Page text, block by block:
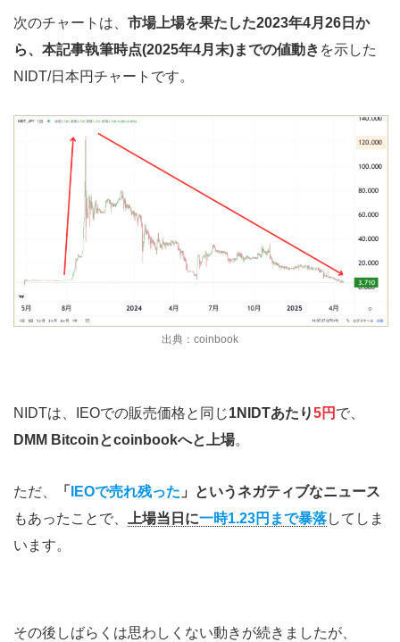
次のチャートは、 市場上場を果たした2023年4月26日か
ら、本記事執筆時点(2025年4月末)までの値動き を示した
NIDT/日本円チャートです。
出典：coinbook
NIDTは、IEOでの販売価格と同じ1NIDTあたり5円 で、
DMM Bitcoinとcoinbookへと上場。
ただ、 「 IEOで売れ残った 」というネガティブなニュース
もあったことで、 上場当日に一時1.23円まで暴落してしま
います。
その後しばらくは思わしくない動きが続きましたが、